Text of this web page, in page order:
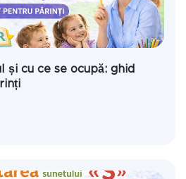
și cu ce se ocupă: ghid